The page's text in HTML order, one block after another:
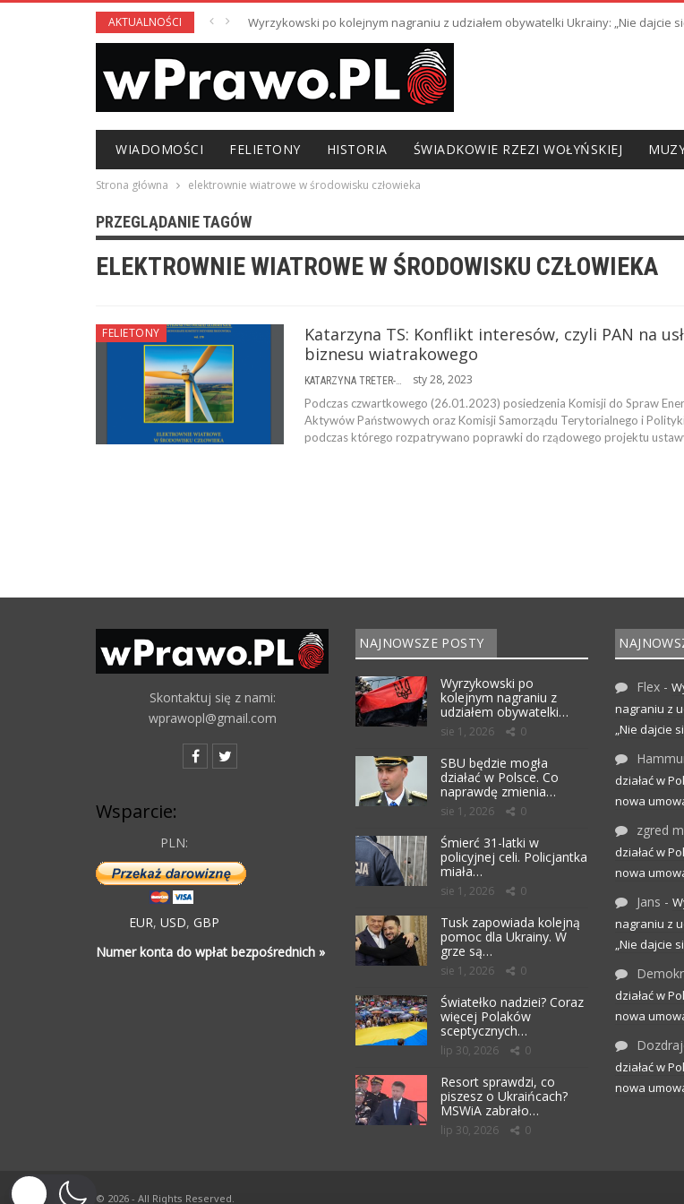
AKTUALNOŚCI Wyrzykowski po kolejnym nagraniu z udziałem obywatelki Ukrainy: „Nie dajcie
WIADOMOŚCI FELIETONY HISTORIA ŚWIADKOWIE RZEZI WOŁYŃSKIEJ
Strona główna elektrownie wiatrowe w środowisku człowieka
PRZEGLĄDANIE TAGÓW
ELEKTROWNIE WIATROWE W ŚRODOWISKU CZŁOWIEKA
FELIETONY
Katarzyna TS: Konflikt interesów, czyli PAN na
biznesu wiatrakowego
sty 28, 2023
Podczas czwartkowego (26.01.2023) posiedzenia Komisji do Spraw
Aktywów Państwowych oraz Komisji Samorządu Terytorialnego i
podczas którego rozpatrywano poprawki do rządowego projektu
Skontaktuj się z nami:
wprawopl@gmail.com
Wsparcie:
PLN:
EUR, USD, GBP
Numer konta do wpłat bezpośrednich »
NAJNOWSZE POSTY
Wyrzykowski po
kolejnym nagraniu z
udziałem obywatelki…
sie 1, 2026 0
SBU będzie mogła
działać w Polsce. Co
naprawdę zmienia…
sie 1, 2026 0
Śmierć 31-latki w
policyjnej celi. Policjantka
miała…
sie 1, 2026 0
Tusk zapowiada kolejną
pomoc dla Ukrainy. W
grze są…
sie 1, 2026 0
Światełko nadziei? Coraz
więcej Polaków
sceptycznych…
lip 30, 2026 0
Resort sprawdzi, co
piszesz o Ukraińcach?
MSWiA zabrało…
lip 30, 2026 0
Flex -
nagraniu z
„Nie dajcie
działać w
nowa
zgred
działać w
nowa
Jans -
nagraniu z
„Nie dajcie
działać w
nowa
działać w
nowa
© 2026 - All Rights Reserved.